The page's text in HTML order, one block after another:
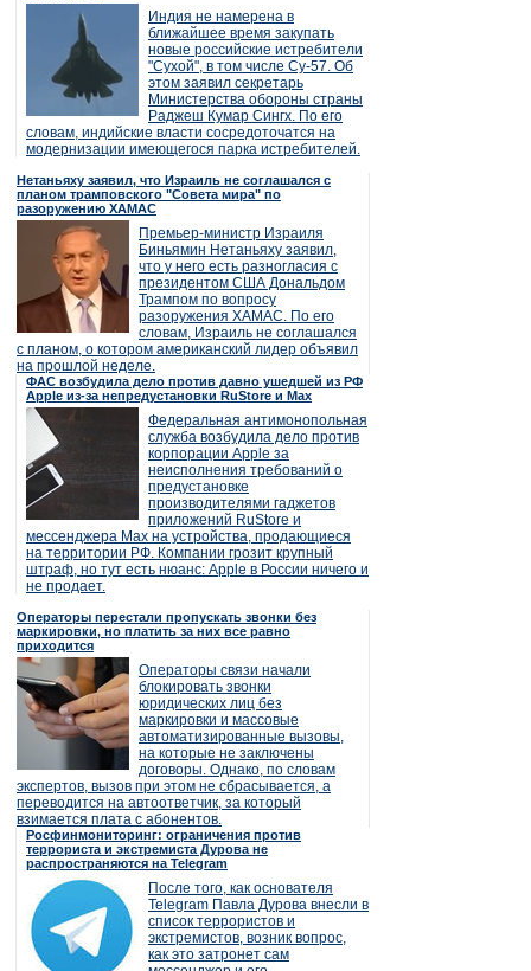
Индия не намерена в
ближайшее время закупать
новые российские истребители
"Сухой", в том числе Су-57. Об
этом заявил секретарь
Министерства обороны страны
Раджеш Кумар Сингх. По его
словам, индийские власти сосредоточатся на
модернизации имеющегося парка истребителей.
Нетаньяху заявил, что Израиль не соглашался с
планом трамповского "Совета мира" по
разоружению ХАМАС
Премьер-министр Израиля
Биньямин Нетаньяху заявил,
что у него есть разногласия с
президентом США Дональдом
Трампом по вопросу
разоружения ХАМАС. По его
словам, Израиль не соглашался
с планом, о котором американский лидер объявил
на прошлой неделе.
ФАС возбудила дело против давно ушедшей из РФ
Apple из-за непредустановки RuStore и Max
Федеральная антимонопольная
служба возбудила дело против
корпорации Apple за
неисполнения требований о
предустановке
производителями гаджетов
приложений RuStore и
мессенджера Max на устройства, продающиеся
на территории РФ. Компании грозит крупный
штраф, но тут есть нюанс: Apple в России ничего и
не продает.
Операторы перестали пропускать звонки без
маркировки, но платить за них все равно
приходится
Операторы связи начали
блокировать звонки
юридических лиц без
маркировки и массовые
автоматизированные вызовы,
на которые не заключены
договоры. Однако, по словам
экспертов, вызов при этом не сбрасывается, а
переводится на автоответчик, за который
взимается плата с абонентов.
Росфинмониторинг: ограничения против
террориста и экстремиста Дурова не
распространяются на Telegram
После того, как основателя
Telegram Павла Дурова внесли в
список террористов и
экстремистов, возник вопрос,
как это затронет сам